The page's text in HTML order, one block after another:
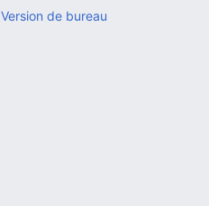
Version de bureau